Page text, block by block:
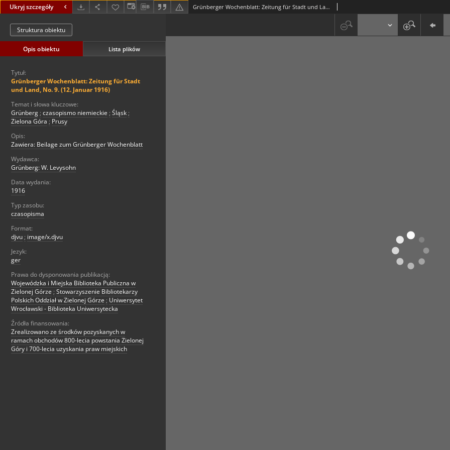
Ukryj szczegóły Grünberger Wochenblatt: Zeitung für Stadt und Land, No. 9. (12. Januar 1916)
Struktura obiektu
Opis obiektu Lista plików
Tytuł:
Grünberger Wochenblatt: Zeitung für Stadt
und Land, No. 9. (12. Januar 1916)
Temat i słowa kluczowe:
Grünberg ; czasopismo niemieckie ; Śląsk ;
Zielona Góra ; Prusy
Opis:
Zawiera: Beilage zum Grünberger Wochenblatt
Wydawca:
Grünberg: W. Levysohn
Data wydania:
1916
Typ zasobu:
czasopisma
Format:
djvu ; image/x.djvu
Jezyk:
ger
Prawa do dysponowania publikacją:
Wojewódzka i Miejska Biblioteka Publiczna w
Zielonej Górze ; Stowarzyszenie Bibliotekarzy
Polskich Oddział w Zielonej Górze ; Uniwersytet
Wrocławski - Biblioteka Uniwersytecka
Źródła finansowania:
Zrealizowano ze środków pozyskanych w
ramach obchodów 800-lecia powstania Zielonej
Góry i 700-lecia uzyskania praw miejskich